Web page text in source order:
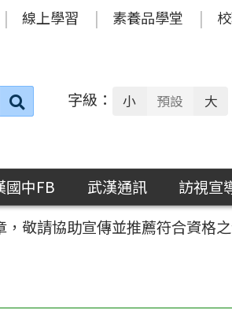
線上學習 素養品學堂
搜
字級： 小 預設 大
國中FB 武漢通訊
訪視宣
敬請協助宣傳並推薦符合資格